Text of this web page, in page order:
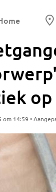
op
om 14:59 •